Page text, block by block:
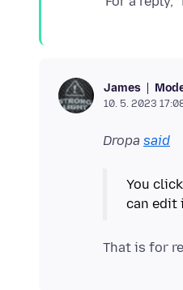
James
10. 5. 2023
Dropa said
You